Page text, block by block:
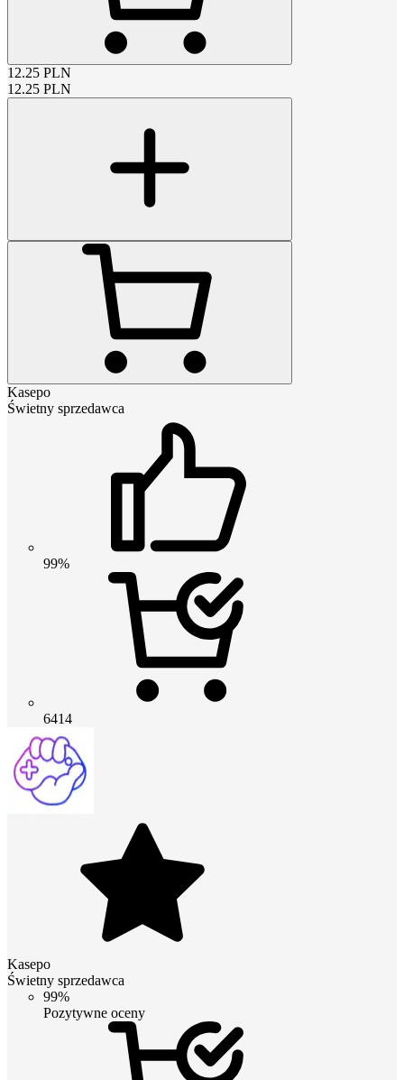
12.25 PLN
12.25 PLN
Kasepo
Świetny sprzedawca
99%
6414
Kasepo
Świetny sprzedawca
99%
Pozytywne oceny